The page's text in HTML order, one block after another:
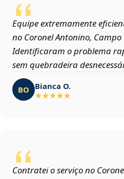
Equipe extremamente
no Coronel Antonino, Campo
Identificaram o problema
sem quebradeira
BO Bianca O.
Contratei o serviço no